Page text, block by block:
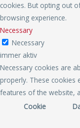
cookies. But opting out
browsing experience.
Necessary
Necessary
immer aktiv
Necessary cookies are
properly. These cookies
features of the website,
Cookie